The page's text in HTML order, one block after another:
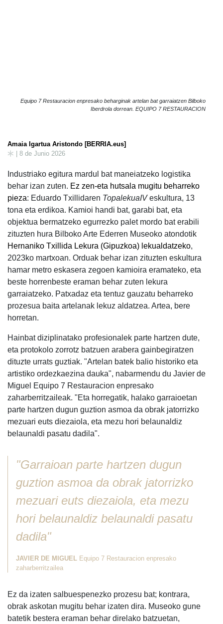
Equipo 7 Restauracion enpresako beharginak artelan bat garraiatzen Bilboko
Iberdrola dorrean. EQUIPO 7 RESTAURACION
Amaia Igartua Aristondo [BERRIA.eus]
| 8 de Junio 2026
Industriako egitura mardul bat maneiatzeko logistika
behar izan zuten. Ez zen-eta hutsala mugitu beharreko
pieza: Eduardo Txillidaren TopalekuaIVeskultura, 13
tona eta erdikoa. Kamioi handi bat, garabi bat, eta
objektua bermatzeko egurrezko palet mordo bat erabili
zituzten hura Bilboko Arte Ederren Museoko atondotik
Hernaniko Txillida Lekura (Gipuzkoa) lekualdatzeko,
2023ko martxoan. Orduak behar izan zituzten eskultura
hamar metro eskasera zegoen kamioira eramateko, eta
beste horrenbeste eraman behar zuten lekura
garraiatzeko. Patxadaz eta tentuz gauzatu beharreko
prozesua baita artelanak lekuz aldatzea. Artea, bere
horretan.
Hainbat diziplinatako profesionalek parte hartzen dute,
eta protokolo zorrotz batzuen arabera gainbegiratzen
dituzte urrats guztiak. "Artelan batek balio historiko eta
artistiko ordezkaezina dauka", nabarmendu du Javier de
Miguel Equipo 7 Restauracion enpresako
zaharberritzaileak. "Eta horregatik, halako garraioetan
parte hartzen dugun guztion asmoa da obrak jatorrizko
mezuari euts diezaiola, eta mezu hori belaunaldiz
belaunaldi pasatu dadila".
"Garraioan parte hartzen dugun
guztion asmoa da obrak jatorrizko
mezuari euts diezaiola, eta mezu
hori belaunaldiz belaunaldi pasatu
dadila"
JAVIER DE MIGUEL Equipo 7 Restauracion enpresako
zaharberritzailea
Ez da izaten salbuespenezko prozesu bat; kontrara,
obrak askotan mugitu behar izaten dira. Museoko gune
batetik bestera eraman behar direlako batzuetan,